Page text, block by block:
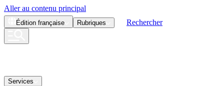
Aller au contenu principal
Édition française Rubriques Rechercher
Services